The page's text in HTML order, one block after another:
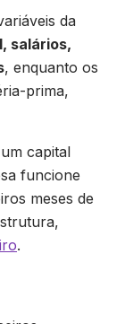
da
salários,
, enquanto os
prima,
capital
funcione
meses de
.